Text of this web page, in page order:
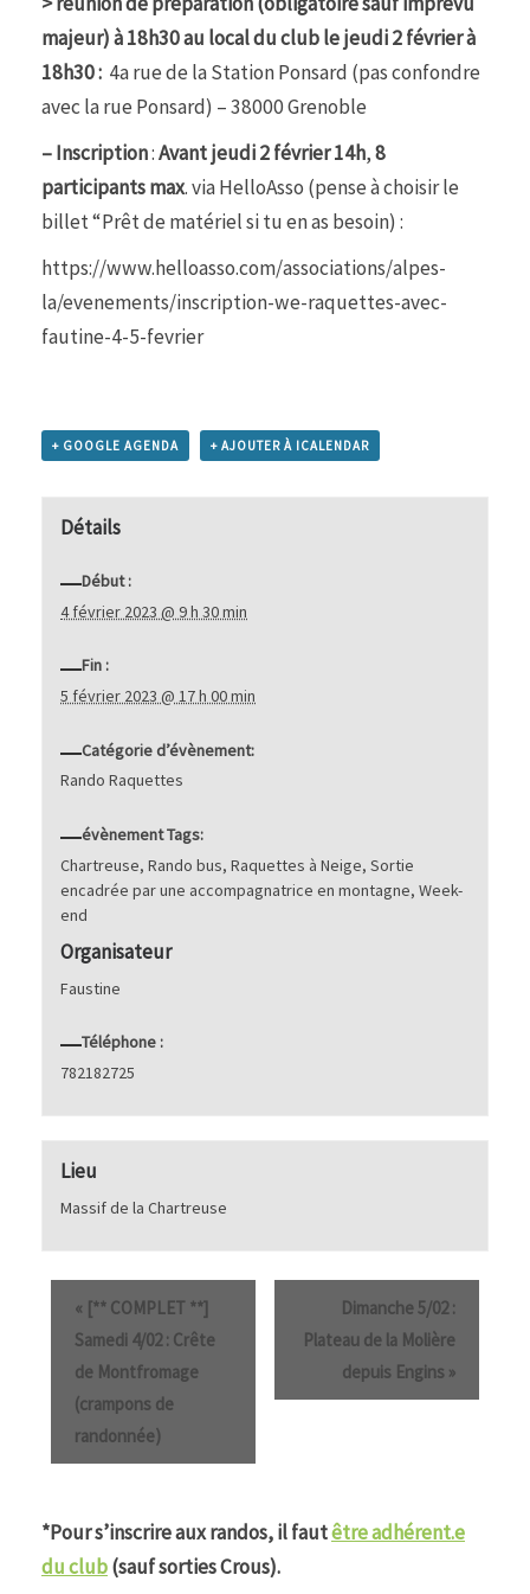
majeur) à 18h30 au local du club le jeudi 2 février à
18h30 : 4a rue de la Station Ponsard (pas confondre
avec la rue Ponsard) – 38000 Grenoble
– Inscription:Avant jeudi 2 février 14h,8
participants max. via HelloAsso (pense à choisir le
billet “Prêt de matériel si tu en as besoin) :
https://www.helloasso.com/associations/alpes-
la/evenements/inscription-we-raquettes-avec-
fautine-4-5-fevrier
+ GOOGLE AGENDA + AJOUTER À ICALENDAR
Détails
Début :
4 février 2023 @ 9 h 30 min
Fin :
5 février 2023 @ 17 h 00 min
Catégorie d’évènement:
Rando Raquettes
évènement Tags:
Chartreuse,Rando bus,Raquettes à Neige,Sortie
encadrée par une accompagnatrice en montagne,Week-
end
Organisateur
Faustine
Téléphone :
782182725
Lieu
Massif de la Chartreuse
« [** COMPLET **]
Samedi 4/02 : Crête
de Montfromage
(crampons de
randonnée)
Dimanche 5/02 :
Plateau de la Molière
depuis Engins »
*Pour s’inscrire aux randos, il fautêtre adhérent.e
du club(sauf sorties Crous).